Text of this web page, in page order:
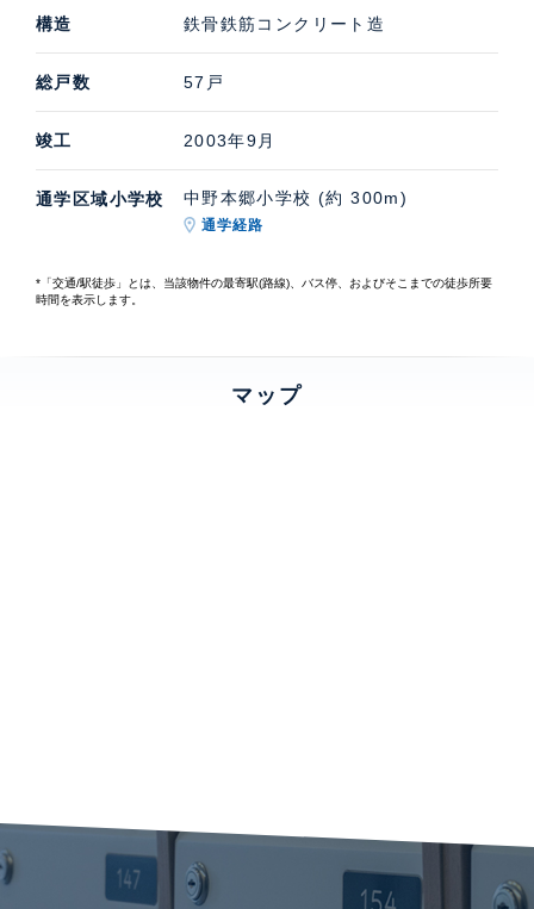
構造 鉄骨鉄筋コンクリート造
総戸数 57戸
竣工 2003年9月
通学区域小学校 中野本郷小学校 (約 300m)
通学経路
*「交通/駅徒歩」とは、当該物件の最寄駅(路線)、バス停、およびそこまでの徒歩所要
時間を表示します。
マップ